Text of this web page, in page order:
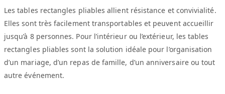
Les tables rectangles pliables allient résistance et convivialité.
Elles sont très facilement transportables et peuvent accueillir
jusqu’à 8 personnes. Pour l’intérieur ou l’extérieur, les tables
rectangles pliables sont la solution idéale pour l’organisation
d’un mariage, d’un repas de famille, d’un anniversaire ou tout
autre événement.